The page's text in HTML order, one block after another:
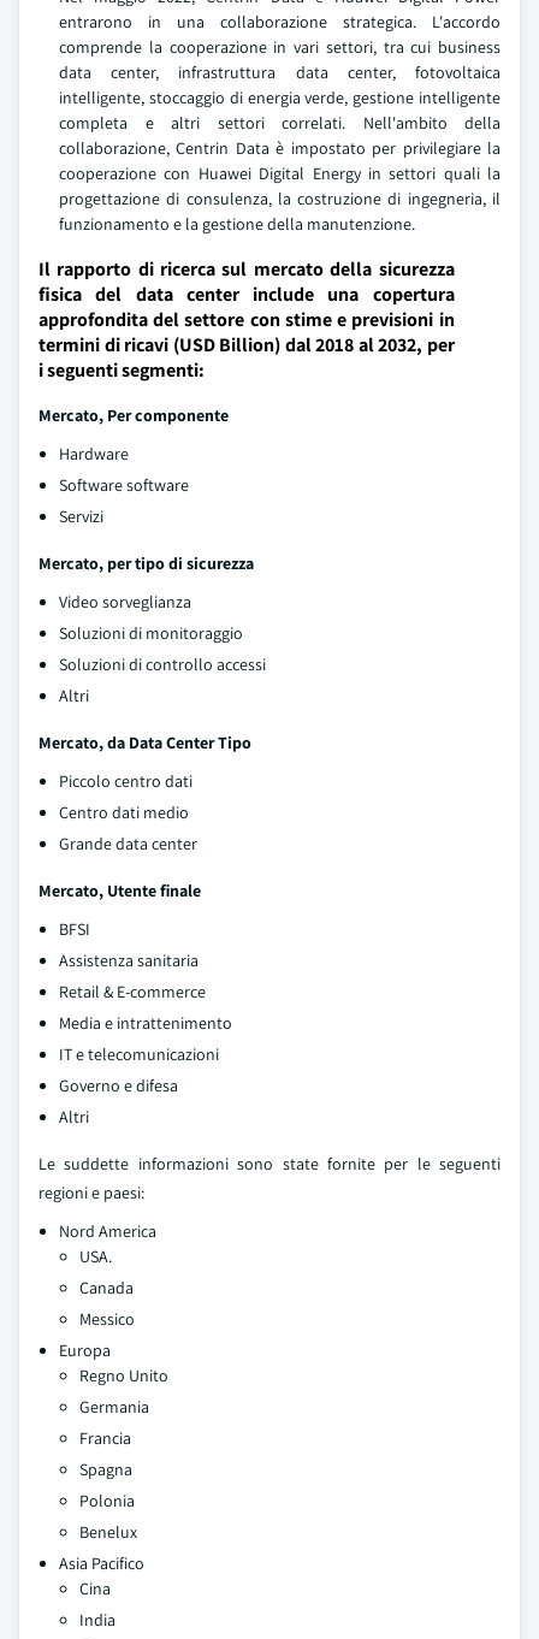
entrarono in una collaborazione strategica. L'accordo
comprende la cooperazione in vari settori, tra cui business
data center, infrastruttura data center, fotovoltaica
intelligente, stoccaggio di energia verde, gestione intelligente
completa e altri settori correlati. Nell'ambito della
collaborazione, Centrin Data è impostato per privilegiare la
cooperazione con Huawei Digital Energy in settori quali la
progettazione di consulenza, la costruzione di ingegneria, il
funzionamento e la gestione della manutenzione.
Il rapporto di ricerca sul mercato della sicurezza
fisica del data center include una copertura
approfondita del settore con stime e previsioni in
termini di ricavi (USD Billion) dal 2018 al 2032, per
i seguenti segmenti:
Mercato, Per componente
Hardware
Software software
Servizi
Mercato, per tipo di sicurezza
Video sorveglianza
Soluzioni di monitoraggio
Soluzioni di controllo accessi
Altri
Mercato, da Data Center Tipo
Piccolo centro dati
Centro dati medio
Grande data center
Mercato, Utente finale
BFSI
Assistenza sanitaria
Retail & E-commerce
Media e intrattenimento
IT e telecomunicazioni
Governo e difesa
Altri
Le suddette informazioni sono state fornite per le seguenti
regioni e paesi:
Nord America
USA.
Canada
Messico
Europa
Regno Unito
Germania
Francia
Spagna
Polonia
Benelux
Asia Pacifico
Cina
India